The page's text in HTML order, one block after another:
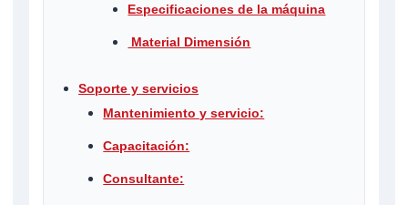
Especificaciones de la máquina
Material Dimensión
Soporte y servicios
Mantenimiento y servicio:
Capacitación:
Consultante: